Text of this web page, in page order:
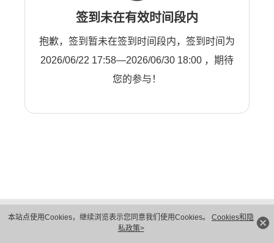
本站点使用Cookies，继续浏览表示您同意我们使用Cookies。 Cookies和隐
私政策>
签到未在有效时间段内
抱歉，签到暂未在签到时间段内，签到时间为
2026/06/22 17:58—2026/06/30 18:00 ，期待
您的参与！
隐私保护
法律声明